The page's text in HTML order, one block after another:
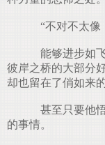
“不对不太像
能够进步如
彼岸之桥的大部分
却也留在了俏如来
甚至只要他
的事情。